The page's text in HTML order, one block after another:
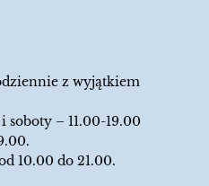
z wyjątkiem
soboty – 11.00-19.00
10.00 do 21.00.